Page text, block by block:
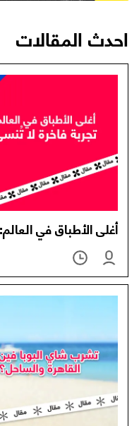
احدث المقالات
أغلى الأطباق في